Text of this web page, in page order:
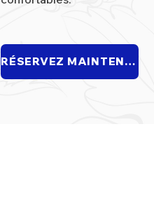
RÉSERVEZ MAINTENANT